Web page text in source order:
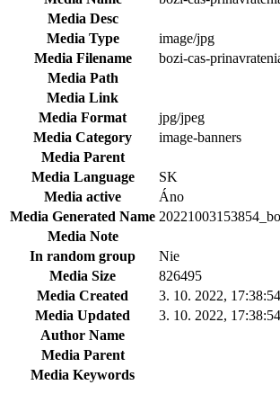
Media Desc
Media Type
image/jpg
Media Filename
bozi-cas-
Media Path
Media Link
Media Format
jpg/jpeg
Media Category
image-banners
Media Parent
Media Language
SK
Media active
Áno
Media Generated Name
Media Note
In random group
Nie
Media Size
826495
Media Created
3. 10. 2022, 17:38:54
Media Updated
3. 10. 2022, 17:38:54
Author Name
Media Parent
Media Keywords